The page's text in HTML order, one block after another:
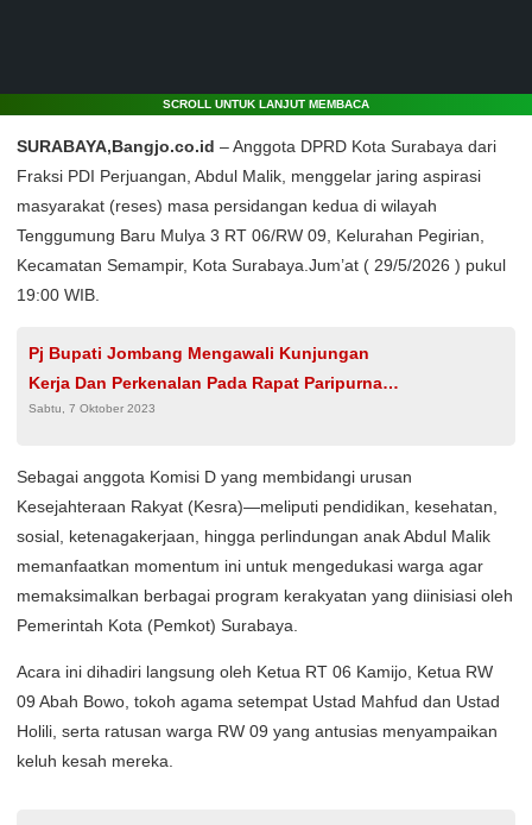
SCROLL UNTUK LANJUT MEMBACA
SURABAYA,Bangjo.co.id – Anggota DPRD Kota Surabaya dari
Fraksi PDI Perjuangan, Abdul Malik, menggelar jaring aspirasi
masyarakat (reses) masa persidangan kedua di wilayah
Tenggumung Baru Mulya 3 RT 06/RW 09, Kelurahan Pegirian,
Kecamatan Semampir, Kota Surabaya.Jum’at ( 29/5/2026 ) pukul
19:00 WIB.
Pj Bupati Jombang Mengawali Kunjungan
Kerja Dan Perkenalan Pada Rapat Paripurna
DPRD
Sabtu, 7 Oktober 2023
​Sebagai anggota Komisi D yang membidangi urusan
Kesejahteraan Rakyat (Kesra)—meliputi pendidikan, kesehatan,
sosial, ketenagakerjaan, hingga perlindungan anak Abdul Malik
memanfaatkan momentum ini untuk mengedukasi warga agar
memaksimalkan berbagai program kerakyatan yang diinisiasi oleh
Pemerintah Kota (Pemkot) Surabaya.
​Acara ini dihadiri langsung oleh Ketua RT 06 Kamijo, Ketua RW
09 Abah Bowo, tokoh agama setempat Ustad Mahfud dan Ustad
Holili, serta ratusan warga RW 09 yang antusias menyampaikan
keluh kesah mereka.